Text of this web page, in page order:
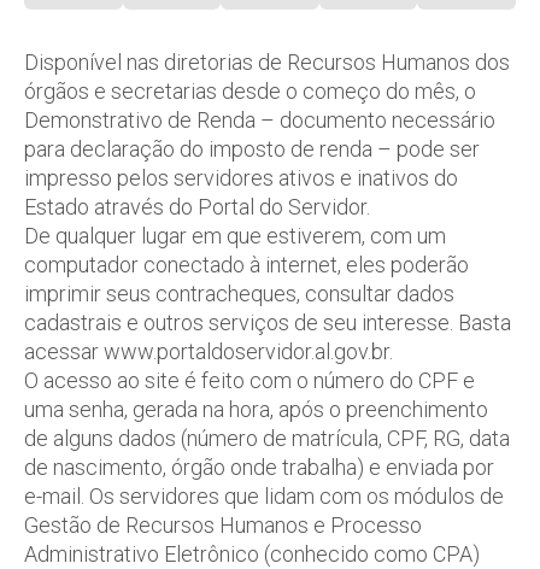
Disponível nas diretorias de Recursos Humanos dos
órgãos e secretarias desde o começo do mês, o
Demonstrativo de Renda – documento necessário
para declaração do imposto de renda – pode ser
impresso pelos servidores ativos e inativos do
Estado através do Portal do Servidor.
De qualquer lugar em que estiverem, com um
computador conectado à internet, eles poderão
imprimir seus contracheques, consultar dados
cadastrais e outros serviços de seu interesse. Basta
acessar www.portaldoservidor.al.gov.br.
O acesso ao site é feito com o número do CPF e
uma senha, gerada na hora, após o preenchimento
de alguns dados (número de matrícula, CPF, RG, data
de nascimento, órgão onde trabalha) e enviada por
e-mail. Os servidores que lidam com os módulos de
Gestão de Recursos Humanos e Processo
Administrativo Eletrônico (conhecido como CPA)